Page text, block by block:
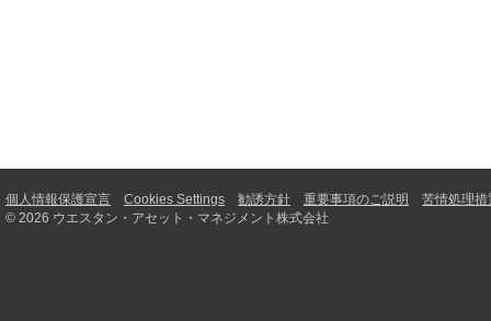
個人情報保護宣言 Cookies Settings 勧誘方針 重要事項のご説明
苦情処理
© 2026 ウエスタン・アセット・マネジメント株式会社